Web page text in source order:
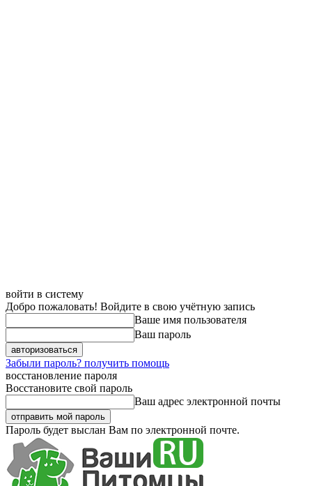
войти в систему
Добро пожаловать! Войдите в свою учётную запись
Ваше имя пользователя
Ваш пароль
Забыли пароль? получить помощь
восстановление пароля
Восстановите свой пароль
Ваш адрес электронной почты
Пароль будет выслан Вам по электронной почте.